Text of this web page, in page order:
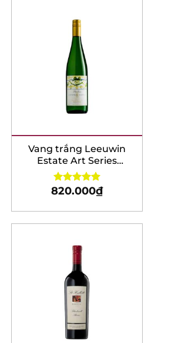
Vang trắng Leeuwin
Estate Art Series
Riesling
Rated5.00
820.000₫